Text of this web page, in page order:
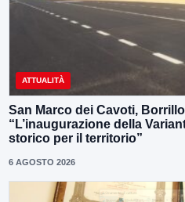
ATTUALITÀ
San Marco dei Cavoti,
“L’inaugurazione della
storico per il territorio”
6 AGOSTO 2026